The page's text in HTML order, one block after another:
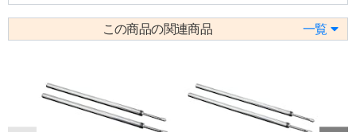
この商品の関連商品 一覧